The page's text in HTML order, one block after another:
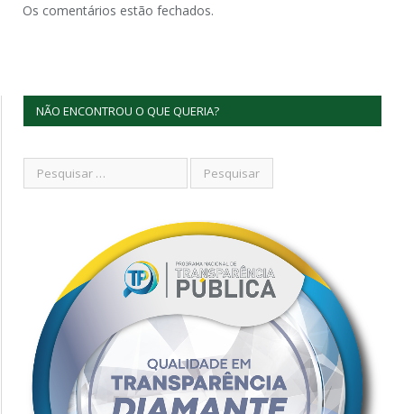
Os comentários estão fechados.
NÃO ENCONTROU O QUE QUERIA?